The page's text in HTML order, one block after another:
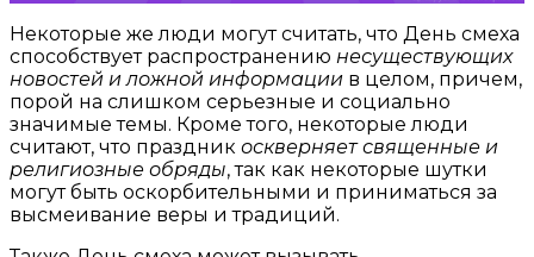
Некоторые же люди могут считать, что День смеха
способствует распространению несуществующих
новостей и ложной информации в целом, причем,
порой на слишком серьезные и социально
значимые темы. Кроме того, некоторые люди
считают, что праздник оскверняет священные и
религиозные обряды, так как некоторые шутки
могут быть оскорбительными и приниматься за
высмеивание веры и традиций.